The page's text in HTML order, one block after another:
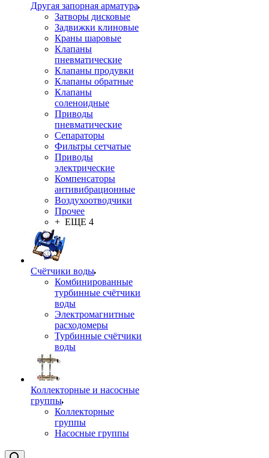
Другая запорная арматура
Затворы дисковые
Задвижки клиновые
Краны шаровые
Клапаны
пневматические
Клапаны продувки
Клапаны обратные
Клапаны
соленоидные
Приводы
пневматические
Сепараторы
Фильтры сетчатые
Приводы
электрические
Компенсаторы
антивибрационные
Воздухоотводчики
Прочее
+ ЕЩЕ 4
Счётчики воды
Комбинированные
турбинные счётчики
воды
Электромагнитные
расходомеры
Турбинные счётчики
воды
Коллекторные и насосные
группы
Коллекторные
группы
Насосные группы